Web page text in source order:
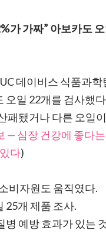
가 가짜” 아보카도
데이비스 식품과학
오일 22개를 검사했
패됐거나 다른 오일
— 심장 건강에 좋다
다)
비자원도 움직였다.
25개 제품 조사.
병 예방 효과가 있는